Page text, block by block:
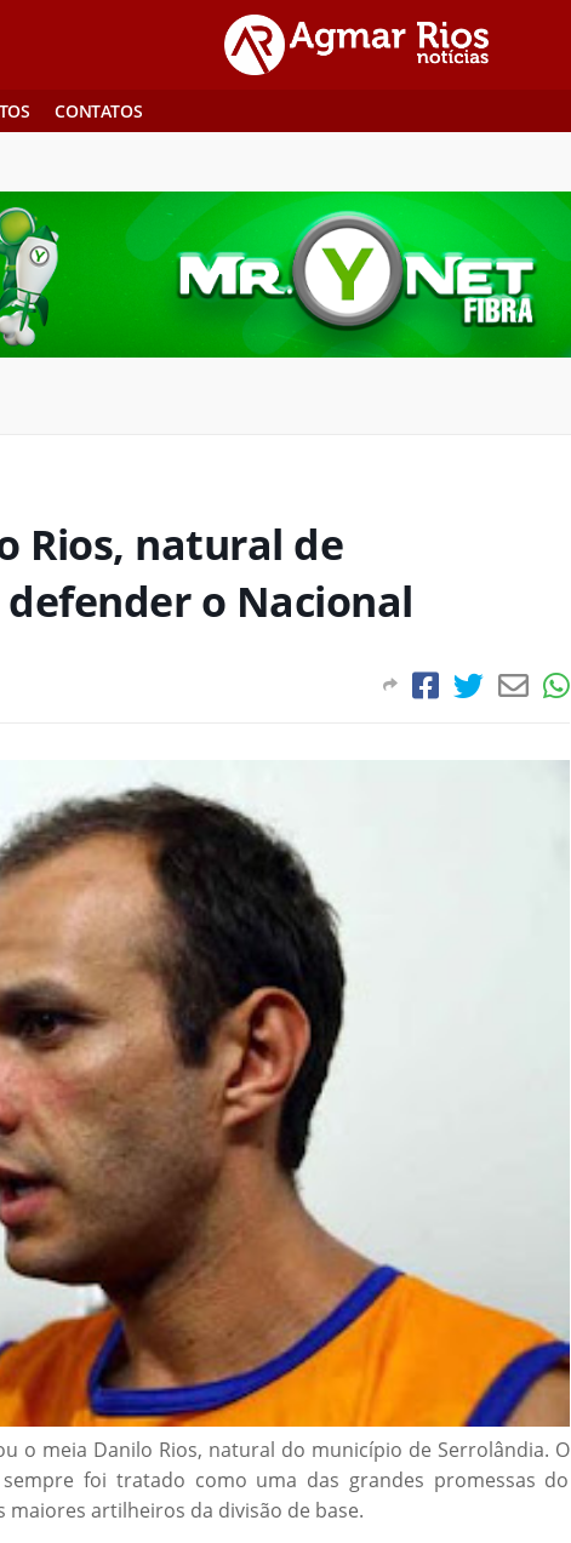
CONTATOS
Rios, natural de
o Nacional
o meia Danilo Rios, natural do município de Serrolândia. O
foi tratado como uma das grandes promessas do
artilheiros da divisão de base.